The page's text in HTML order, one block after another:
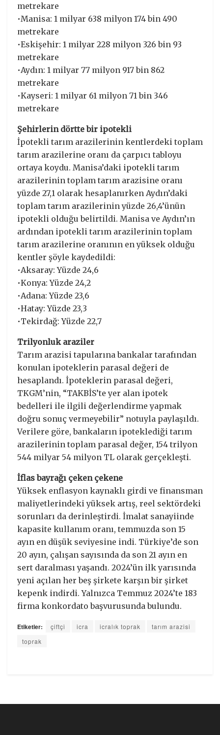
metrekare
•Manisa: 1 milyar 638 milyon 174 bin 490
metrekare
•Eskişehir: 1 milyar 228 milyon 326 bin 93
metrekare
•Aydın: 1 milyar 77 milyon 917 bin 862
metrekare
•Kayseri: 1 milyar 61 milyon 71 bin 346
metrekare
Şehirlerin dörtte bir ipotekli
İpotekli tarım arazilerinin kentlerdeki toplam
tarım arazilerine oranı da çarpıcı tabloyu
ortaya koydu. Manisa’daki ipotekli tarım
arazilerinin toplam tarım arazisine oranı
yüzde 27,1 olarak hesaplanırken Aydın’daki
toplam tarım arazilerinin yüzde 26,4’ünün
ipotekli olduğu belirtildi. Manisa ve Aydın’ın
ardından ipotekli tarım arazilerinin toplam
tarım arazilerine oranının en yüksek olduğu
kentler şöyle kaydedildi:
•Aksaray: Yüzde 24,6
•Konya: Yüzde 24,2
•Adana: Yüzde 23,6
•Hatay: Yüzde 23,3
•Tekirdağ: Yüzde 22,7
Trilyonluk araziler
Tarım arazisi tapularına bankalar tarafından
konulan ipoteklerin parasal değeri de
hesaplandı. İpoteklerin parasal değeri,
TKGM’nin, “TAKBİS’te yer alan ipotek
bedelleri ile ilgili değerlendirme yapmak
doğru sonuç vermeyebilir” notuyla paylaşıldı.
Verilere göre, bankaların ipoteklediği tarım
arazilerinin toplam parasal değer, 154 trilyon
544 milyar 54 milyon TL olarak gerçekleşti.
İflas bayrağı çeken çekene
Yüksek enflasyon kaynaklı girdi ve finansman
maliyetlerindeki yüksek artış, reel sektördeki
sorunları da derinleştirdi. İmalat sanayiinde
kapasite kullanım oranı, temmuzda son 15
ayın en düşük seviyesine indi. Türkiye’de son
20 ayın, çalışan sayısında da son 21 ayın en
sert daralması yaşandı. 2024’ün ilk yarısında
yeni açılan her beş şirkete karşın bir şirket
kepenk indirdi. Yalnızca Temmuz 2024’te 183
firma konkordato başvurusunda bulundu.
Etiketler: çiftçi icra icralık toprak
tarım arazisi
toprak